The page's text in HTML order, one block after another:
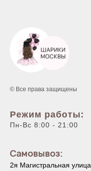
© Все права защищены
Режим работы:
Пн-Вс 8:00 - 21:00
Самовывоз:
2я Магистральная улица